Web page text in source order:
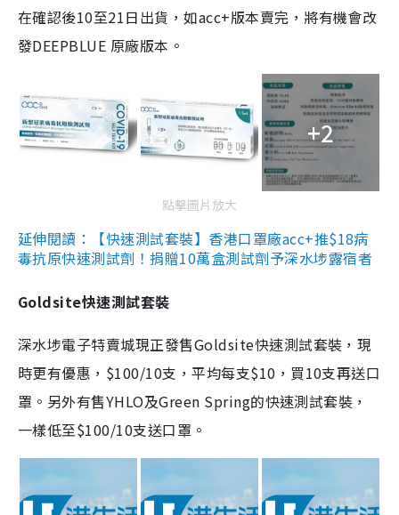
在確認後10至21日出貨，如acc+版本賣完，將有機會改
發DEEPBLUE 原廠版本。
+2
點擊圖片放大
延伸閱讀：【快速測試套裝】香港口罩廠acc+推$18病
毒抗原快速測試劑！捐贈10萬盒測試劑予深水埗露宿者
Goldsite快速測試套裝
深水埗電子特賣城現正發售Goldsite快速測試套裝，現
時更有優惠，$100/10支，平均每支$10，買10支再送口
罩。另外有售YHLO及Green Spring的快速測試套裝，
一樣低至$100/10支送口罩。